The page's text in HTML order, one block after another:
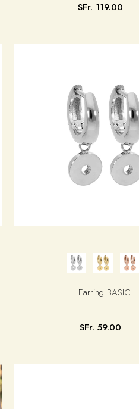
SFr. 119.00
Earring BASIC
SFr. 59.00